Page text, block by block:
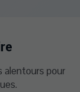
alentours pour